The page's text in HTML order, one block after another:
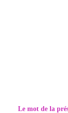
Le mot de la